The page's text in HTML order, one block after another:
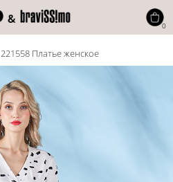
221558 Платье женское
0